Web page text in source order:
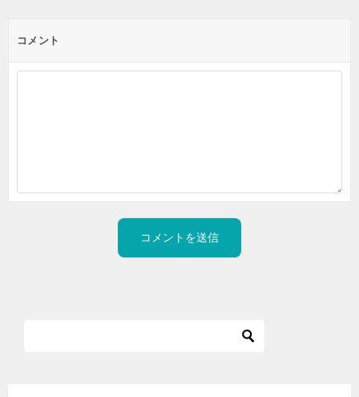
コメント